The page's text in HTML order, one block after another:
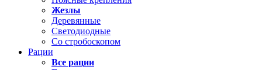
Жезлы
Деревянные
Светодиодные
Со стробоскопом
Рации
Все рации